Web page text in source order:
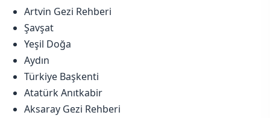
Artvin Gezi Rehberi
Şavşat
Yeşil Doğa
Aydın
Türkiye Başkenti
Atatürk Anıtkabir
Aksaray Gezi Rehberi